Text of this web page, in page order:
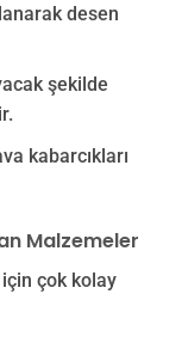
desen
şekilde
kabarcıkları
Malzemeler
için çok kolay